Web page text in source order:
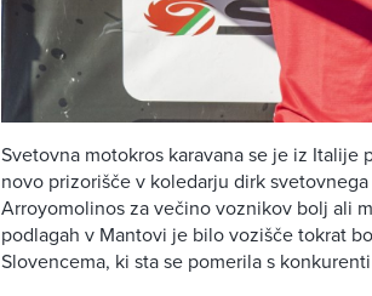
Svetovna motokros karavana se je iz
novo prizorišče v koledarju dirk
Arroyomolinos za večino voznikov bolj ali
podlagah v Mantovi je bilo vozišče tokrat
Slovencema, ki sta se pomerila s